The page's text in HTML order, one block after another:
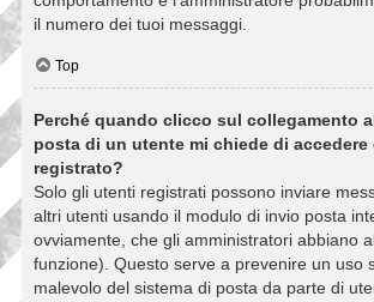
il numero dei tuoi messaggi.
Top
Perché quando clicco sul collegamento
posta di un utente mi chiede di accedere
registrato?
Solo gli utenti registrati possono inviare
altri utenti usando il modulo di invio posta
ovviamente, che gli amministratori abbiano
funzione). Questo serve a prevenire un uso
malevolo del sistema di posta da parte di